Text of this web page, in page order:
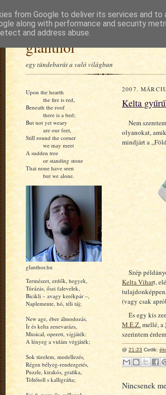
glanthor
egy tündebarát a való világban
Upon the hearth
the fire is red,
Beneath the roof
there is a bed;
But not yet weary
are our feet,
Still round the corner
we may meet
A sudden tree
or standing stone
That none have seen
but we alone.
glanthor.hu
Természet, erdők, hegyek,
Túrázás, őszi falevelek,
Bicikli – avagy kerékpár –,
Naplemente, hó, téli táj;
New age, éber álmodozás,
Ír és kelta zenevarázs,
Musical, operett, vígjáték:
A lényeg a vidám végjáték;
Sok türelem, modellezés,
Régen bélyeg-rendezgetés,
Puzzle, kirakós, grafika,
Töltőtoll s kalligráfia;
2007.
Kelta
Nem
olyanokat,
mindjárt a
Szép
Kelta Vihart,
(vagy csak
És egy kis
M.É.Z.mellé, a
szerintem
@ 21:23 Cetlik:
Nincsenek
from Google to deliver its services and to
along with performance and security
and address abuse.